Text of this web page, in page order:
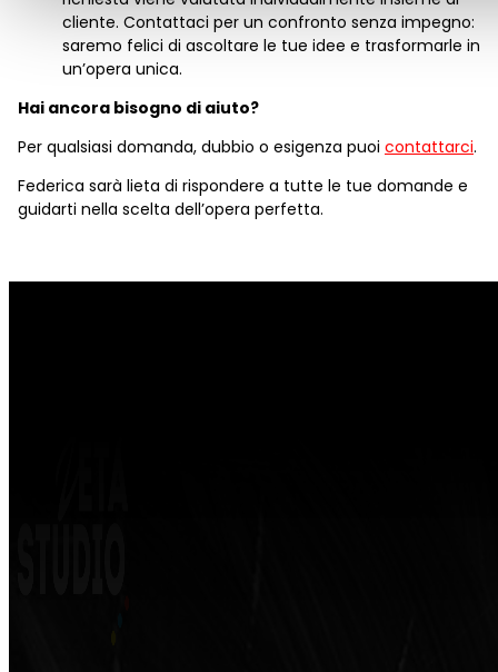
cliente. Contattaci per un confronto senza impegno:
saremo felici di ascoltare le tue idee e trasformarle in
un’opera unica.
Hai ancora bisogno di aiuto?
Per qualsiasi domanda, dubbio o esigenza puoi contattarci.
Federica sarà lieta di rispondere a tutte le tue domande e
guidarti nella scelta dell’opera perfetta.